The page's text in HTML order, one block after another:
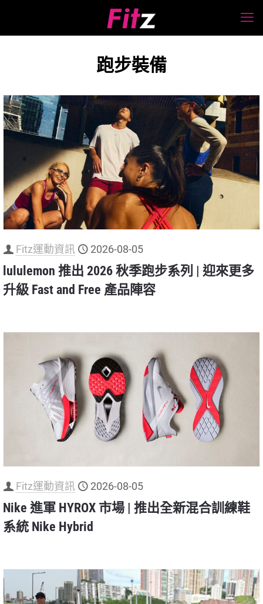
跑步裝備
Fitz運動資訊 2026-08-05
lululemon 推出 2026 秋季跑步系列 | 迎來更多
升級 Fast and Free 產品陣容
Fitz運動資訊 2026-08-05
Nike 進軍 HYROX 市場 | 推出全新混合訓練鞋
系統 Nike Hybrid